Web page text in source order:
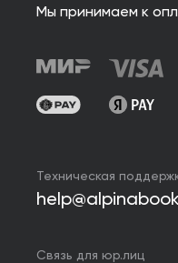
Мы принимаем к
Техническая
Связь для юр.лиц